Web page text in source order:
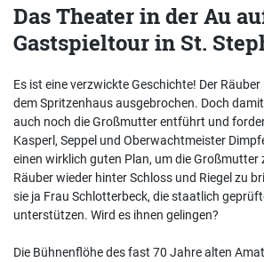
Das Theater in der Au
Gastspieltour in St.
Es ist eine verzwickte Geschichte! Der
dem Spritzenhaus ausgebrochen. Doch
auch noch die Großmutter entführt und
Kasperl, Seppel und Oberwachtmeister
einen wirklich guten Plan, um die Großmutter
Räuber wieder hinter Schloss und Riegel zu
sie ja Frau Schlotterbeck, die staatlich
unterstützen. Wird es ihnen gelingen?
Die Bühnenflöhe des fast 70 Jahre alten